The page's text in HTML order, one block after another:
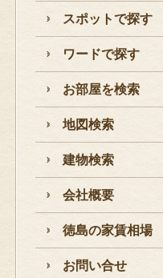
スポットで探す
ワードで探す
お部屋を検索
地図検索
建物検索
会社概要
徳島の家賃相場
お問い合せ